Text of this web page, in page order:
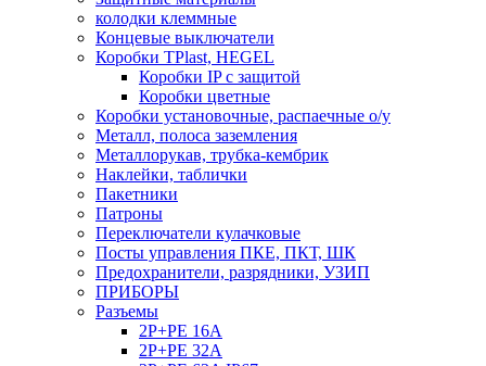
колодки клеммные
Концевые выключатели
Коробки TPlast, HEGEL
Коробки IP с защитой
Коробки цветные
Коробки установочные, распаечные о/у
Металл, полоса заземления
Металлорукав, трубка-кембрик
Наклейки, таблички
Пакетники
Патроны
Переключатели кулачковые
Посты управления ПКЕ, ПКТ, ШК
Предохранители, разрядники, УЗИП
ПРИБОРЫ
Разъемы
2P+PE 16A
2P+PE 32A